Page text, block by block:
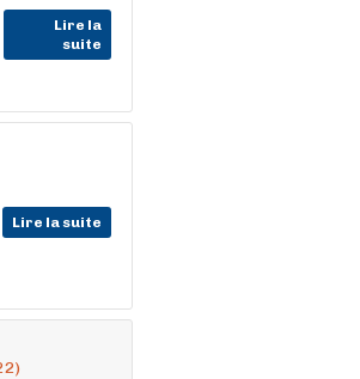
Lire la
suite
Lire la suite